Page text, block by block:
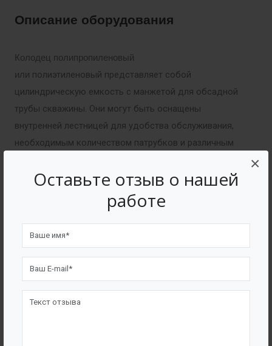
Оставьте отзыв о нашей
работе
×
Описание оборудования
Колодец полипропиленовый
или полиэтиленовый представляет собой
цилиндрическую емкость с манжетой для обсадной
трубы скважины. Они могут быть оснащены
внутренней лестницей для удобства обслуживания,
необходимым количеством патрубков и различным
Патрубки и трубы различного диаметра (ПП,
Горловины различного диаметра